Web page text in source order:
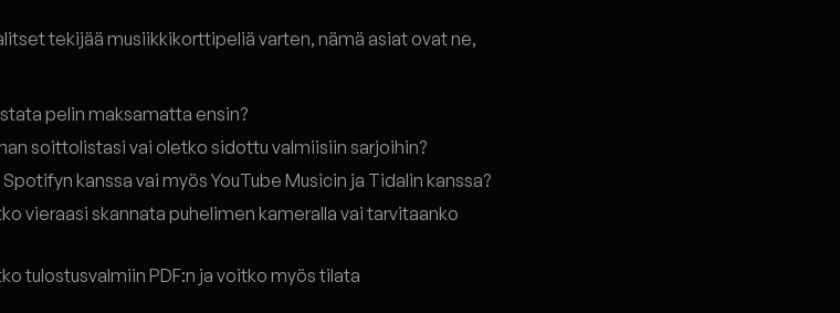
tekijää musiikkikorttipeliä varten, nämä asiat ovat ne,
pelin maksamatta ensin?
soittolistasi vai oletko sidottu valmiisiin sarjoihin?
kanssa vai myös YouTube Musicin ja Tidalin kanssa?
vieraasi skannata puhelimen kameralla vai tarvitaanko
tulostusvalmiin PDF:n ja voitko myös tilata